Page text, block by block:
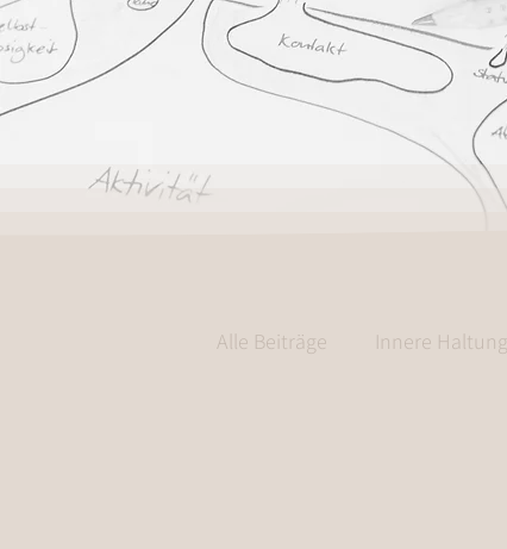
Alle Beiträge Innere Haltung